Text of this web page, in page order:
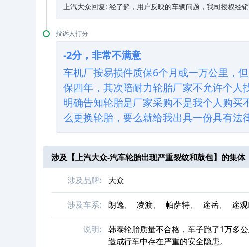
上汽大众回复: 经了解，用户反映的车辆问题，我司授权经
投诉人打分
-2分，非常不满意
车机厂按易损件质保6个月或一万公里，
保四年，其次陪耐力轮胎厂家不允许个人
明确告知轮胎是厂家采购不是我个人购
么更换轮胎，要么就给我出具一份具有法
涉及【上汽大众-汽车轮胎出现严重裂纹和鼓包】的集体
涉及品牌: 大众
涉及车系: 朗逸、 凌渡、 帕萨特、 途岳、 途观
说明:
韩泰轮胎质量不合格，车子跑了1万多
造成行车中存在严重的安全隐患。